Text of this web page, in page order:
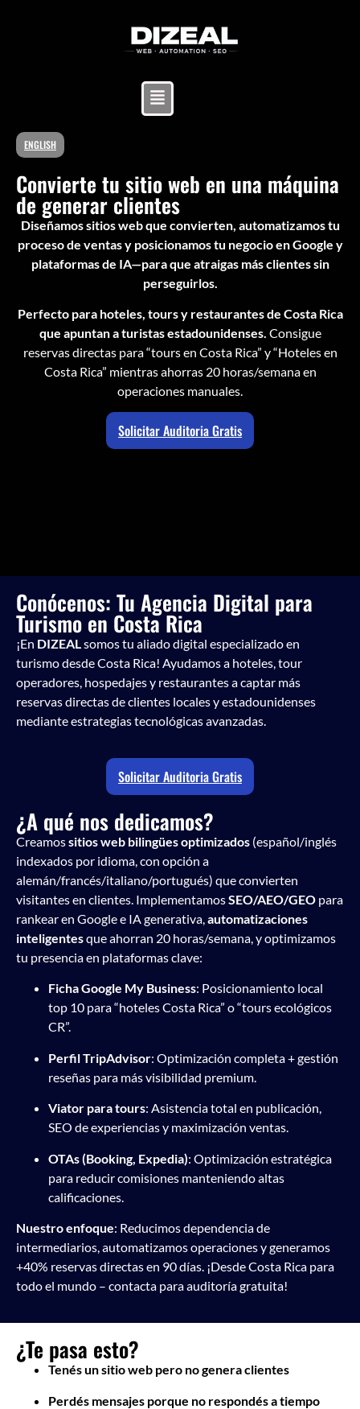
ENGLISH
Convierte tu sitio web en una máquina
de generar clientes
Diseñamos sitios web que convierten, automatizamos tu
proceso de ventas y posicionamos tu negocio en Google y
plataformas de IA—para que atraigas más clientes sin
perseguirlos.
Perfecto para hoteles, tours y restaurantes de Costa Rica
que apuntan a turistas estadounidenses. Consigue
reservas directas para “tours en Costa Rica” y “Hoteles en
Costa Rica” mientras ahorras 20 horas/semana en
operaciones manuales.
Solicitar Auditoria Gratis
Conócenos: Tu Agencia Digital para
Turismo en Costa Rica
¡En DIZEAL somos tu aliado digital especializado en
turismo desde Costa Rica! Ayudamos a hoteles, tour
operadores, hospedajes y restaurantes a captar más
reservas directas de clientes locales y estadounidenses
mediante estrategias tecnológicas avanzadas.
Solicitar Auditoria Gratis
¿A qué nos dedicamos?
Creamossitios web bilingües optimizados (español/inglés
indexados por idioma, con opción a
alemán/francés/italiano/portugués) que convierten
visitantes en clientes. ImplementamosSEO/AEO/GEO para
rankear en Google e IA generativa,automatizaciones
inteligentesque ahorran 20 horas/semana, y optimizamos
tu presencia en plataformas clave:
Ficha Google My Business: Posicionamiento local
top 10 para “hoteles Costa Rica” o “tours ecológicos
CR”.
Perfil TripAdvisor: Optimización completa + gestión
reseñas para más visibilidad premium.
Viator para tours: Asistencia total en publicación,
SEO de experiencias y maximización ventas.
OTAs (Booking, Expedia): Optimización estratégica
para reducir comisiones manteniendo altas
calificaciones.
Nuestro enfoque: Reducimos dependencia de
intermediarios, automatizamos operaciones y generamos
+40% reservas directas en 90 días. ¡Desde Costa Rica para
todo el mundo – contacta para auditoría gratuita!
¿Te pasa esto?
Tenés un sitio web pero no genera clientes
Perdés mensajes porque no respondés a tiempo